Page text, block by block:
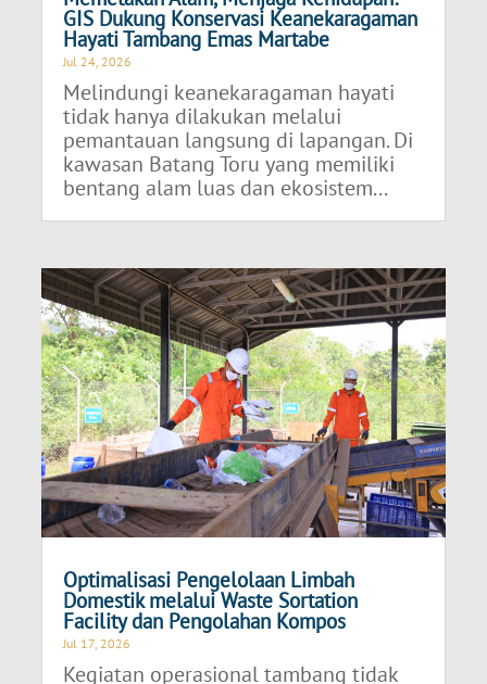
GIS Dukung Konservasi Keanekaragaman
Hayati Tambang Emas Martabe
Jul 24, 2026
Melindungi keanekaragaman hayati
tidak hanya dilakukan melalui
pemantauan langsung di lapangan. Di
kawasan Batang Toru yang memiliki
bentang alam luas dan ekosistem...
Optimalisasi Pengelolaan Limbah
Domestik melalui Waste Sortation
Facility dan Pengolahan Kompos
Jul 17, 2026
Kegiatan operasional tambang tidak